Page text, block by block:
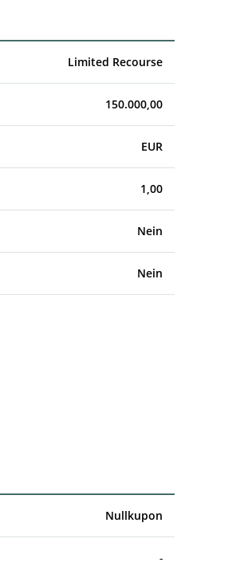
Limited Recourse
150.000,00
EUR
1,00
Nein
Nein
Nullkupon
-